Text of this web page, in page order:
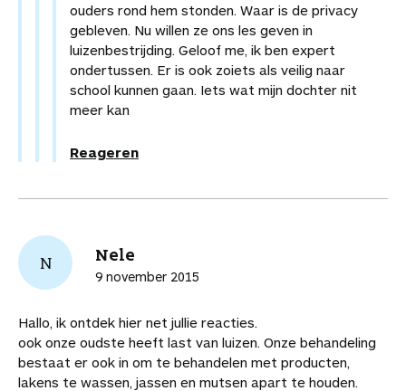
ouders rond hem stonden. Waar is de privacy
gebleven. Nu willen ze ons les geven in
luizenbestrijding. Geloof me, ik ben expert
ondertussen. Er is ook zoiets als veilig naar
school kunnen gaan. Iets wat mijn dochter nit
meer kan
Reageren
N Nele
9 november 2015
Hallo, ik ontdek hier net jullie reacties.
ook onze oudste heeft last van luizen. Onze behandeling
bestaat er ook in om te behandelen met producten,
lakens te wassen, jassen en mutsen apart te houden.